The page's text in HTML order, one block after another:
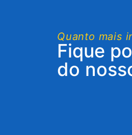
Quanto mais
Fique
do